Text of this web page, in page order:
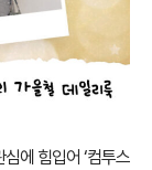
에 힘입어 ‘컴투스